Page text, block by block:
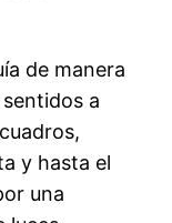
de manera
a
y hasta el
una